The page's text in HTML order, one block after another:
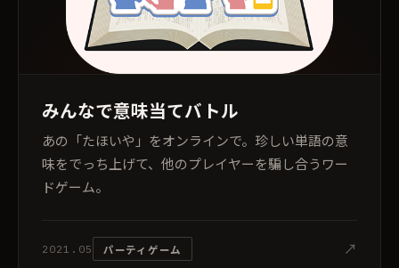
みんなで意味当てバトル
あの「たほいや」をオンラインで。珍しい単語の意
味をでっち上げて、他のプレイヤーを騙し合うワー
ドゲーム。
2021.05 パーティゲーム ↗